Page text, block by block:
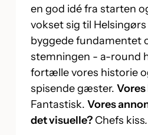
en god idé fra starten
vokset sig til
byggede fundamentet
stemningen - a-round
fortælle vores historie
spisende gæster.
Fantastisk. Vores
det visuelle?Chefs kiss.